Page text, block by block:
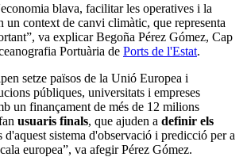
blava, facilitar les operatives i la
un context de canvi climàtic, que representa
va explicar Begoña Pérez Gómez, Cap
Portuària de Ports de l'Estat.
setze països de la Unió Europea i
públiques, universitats i empreses
un finançament de més de 12 milions
usuaris finals, que ajuden a definir els
d'aquest sistema d'observació i predicció per a
europea”, va afegir Pérez Gómez.